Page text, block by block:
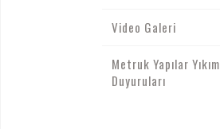
Video Galeri
Metruk Yapılar Yıkım
Duyuruları